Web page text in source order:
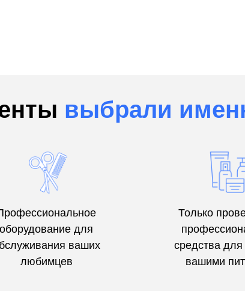
выбрали
оборудование для
ваших
любимцев
Только
средства для
вашими